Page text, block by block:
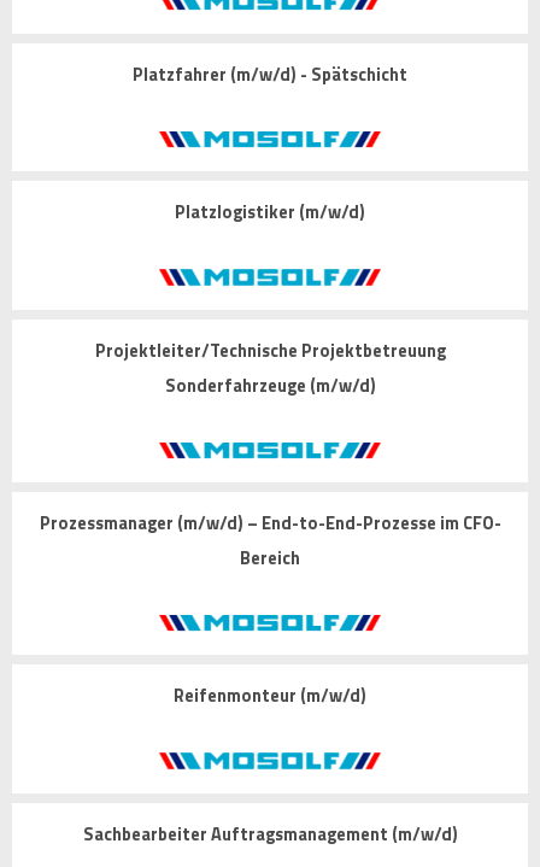
Platzfahrer (m/w/d) - Spätschicht
Platzlogistiker (m/w/d)
Projektleiter/Technische Projektbetreuung
Sonderfahrzeuge (m/w/d)
Prozessmanager (m/w/d) – End-to-End-Prozesse im CFO-
Bereich
Reifenmonteur (m/w/d)
Sachbearbeiter Auftragsmanagement (m/w/d)